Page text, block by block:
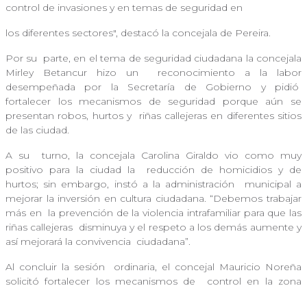
control de invasiones y en temas de seguridad en
los diferentes sectores", destacó la concejala de Pereira.
Por su
parte, en el tema de seguridad ciudadana la concejala
Mirley Betancur hizo un
reconocimiento a la labor
desempeñada por la Secretaría de Gobierno y pidió
fortalecer los mecanismos de seguridad porque aún se
presentan robos, hurtos y
riñas callejeras en diferentes sitios
de las ciudad.
A su
turno, la concejala Carolina Giraldo vio como muy
positivo para la ciudad la
reducción de homicidios y de
hurtos; sin embargo, instó a la administración
municipal a
mejorar la inversión en cultura ciudadana. “Debemos trabajar
más en
la prevención de la violencia intrafamiliar para que las
riñas callejeras disminuya y el respeto a los demás aumente y
así mejorará la convivencia ciudadana”.
Al concluir la sesión
ordinaria, el concejal Mauricio Noreña
solicitó fortalecer los mecanismos de
control en la zona